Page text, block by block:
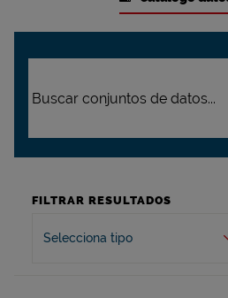
FILTRAR RESULTADOS
Selecciona tipo